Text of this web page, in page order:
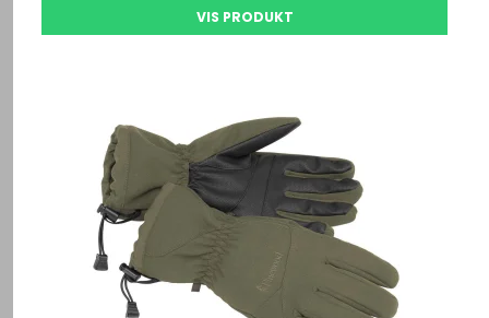
VIS PRODUKT